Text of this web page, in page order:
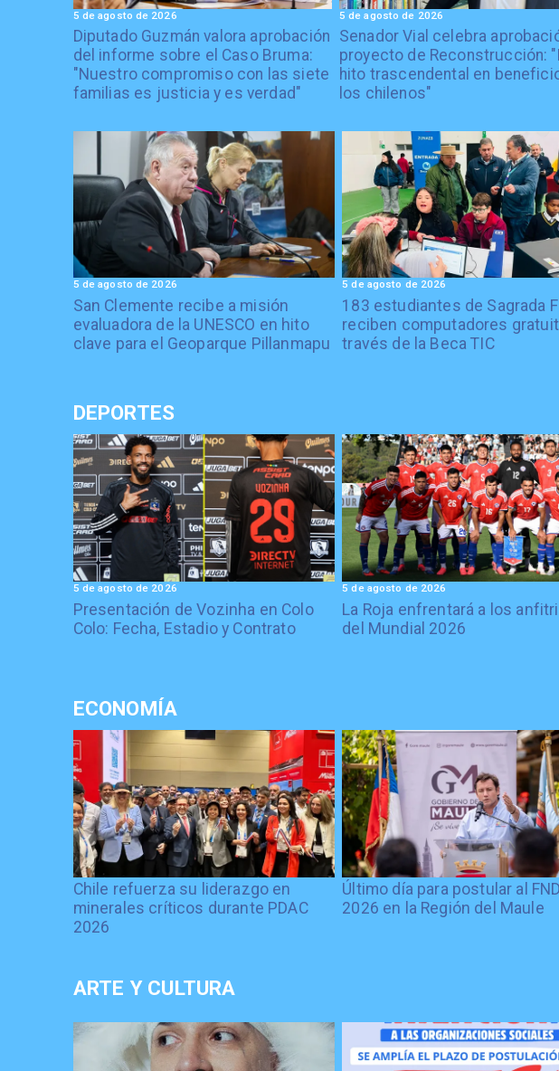
Diputado Guzmán valora aprobación
del informe sobre el Caso Bruma:
"Nuestro compromiso con las siete
familias es justicia y es verdad"
5 de agosto de 2026
Senador Vial celebra
proyecto de Reconstrucción:
hito trascendental en
los chilenos"
5 de agosto de 2026
San Clemente recibe a misión
evaluadora de la UNESCO en hito
clave para el Geoparque Pillanmapu
5 de agosto de 2026
183 estudiantes de Sagrada
reciben computadores
través de la Beca TIC
5 de agosto de 2026
DEPORTES
Presentación de Vozinha en Colo
Colo: Fecha, Estadio y Contrato
5 de agosto de 2026
La Roja enfrentará a los
del Mundial 2026
5 de agosto de 2026
ECONOMÍA
Chile refuerza su liderazgo en
minerales críticos durante PDAC
2026
Último día para postular al
2026 en la Región del Maule
ARTE Y CULTURA